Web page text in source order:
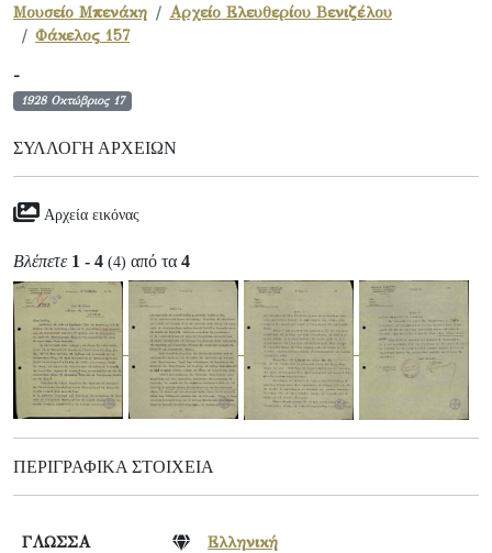
Μουσείο Μπενάκη
Αρχείο Ελευθερίου Βενιζέλου
Φάκελος 157
-
1928 Οκτώβριος 17
ΣΥΛΛΟΓΉ ΑΡΧΕΊΩΝ
Αρχεία εικόνας
Βλέπετε 1 - 4 (4) από τα 4
ΠΕΡΙΓΡΑΦΙΚΆ ΣΤΟΙΧΕΊΑ
ΓΛΩΣΣΑ
Ελληνική